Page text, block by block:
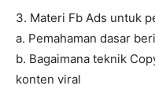
3. Materi Fb Ads untuk
a. Pemahaman dasar
b. Bagaimana teknik
konten viral